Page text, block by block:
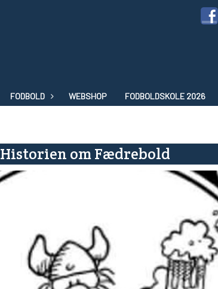
FODBOLD WEBSHOP FODBOLDSKOLE 2026
Historien om Fædrebold